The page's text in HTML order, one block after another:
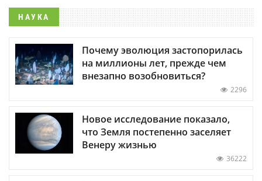
НАУКА
Почему эволюция застопорилась
на миллионы лет, прежде чем
внезапно возобновиться?
2296
Новое исследование показало,
что Земля постепенно заселяет
Венеру жизнью
36222